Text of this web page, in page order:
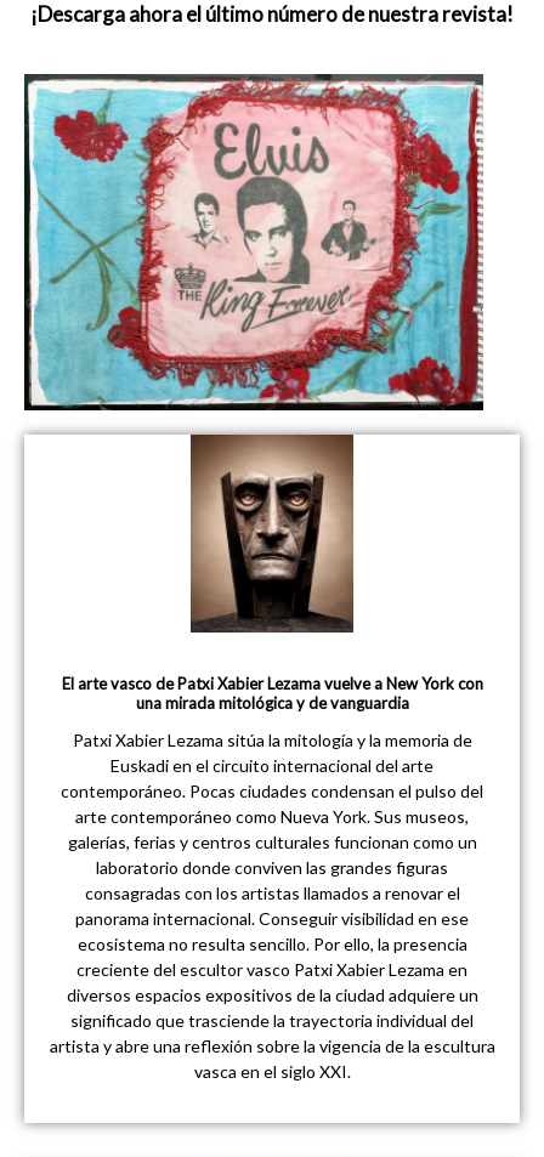
¡Descarga ahora el último número de nuestra revista!
El arte vasco de Patxi Xabier Lezama vuelve a New York con
una mirada mitológica y de vanguardia
Patxi Xabier Lezama sitúa la mitología y la memoria de
Euskadi en el circuito internacional del arte
contemporáneo. Pocas ciudades condensan el pulso del
arte contemporáneo como Nueva York. Sus museos,
galerías, ferias y centros culturales funcionan como un
laboratorio donde conviven las grandes figuras
consagradas con los artistas llamados a renovar el
panorama internacional. Conseguir visibilidad en ese
ecosistema no resulta sencillo. Por ello, la presencia
creciente del escultor vasco Patxi Xabier Lezama en
diversos espacios expositivos de la ciudad adquiere un
significado que trasciende la trayectoria individual del
artista y abre una reflexión sobre la vigencia de la escultura
vasca en el siglo XXI.